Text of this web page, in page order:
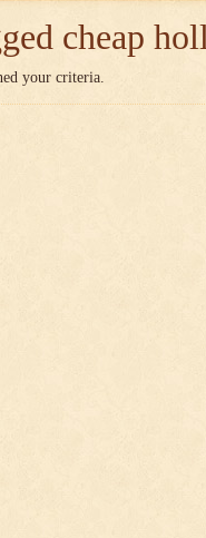
cheap
your criteria.